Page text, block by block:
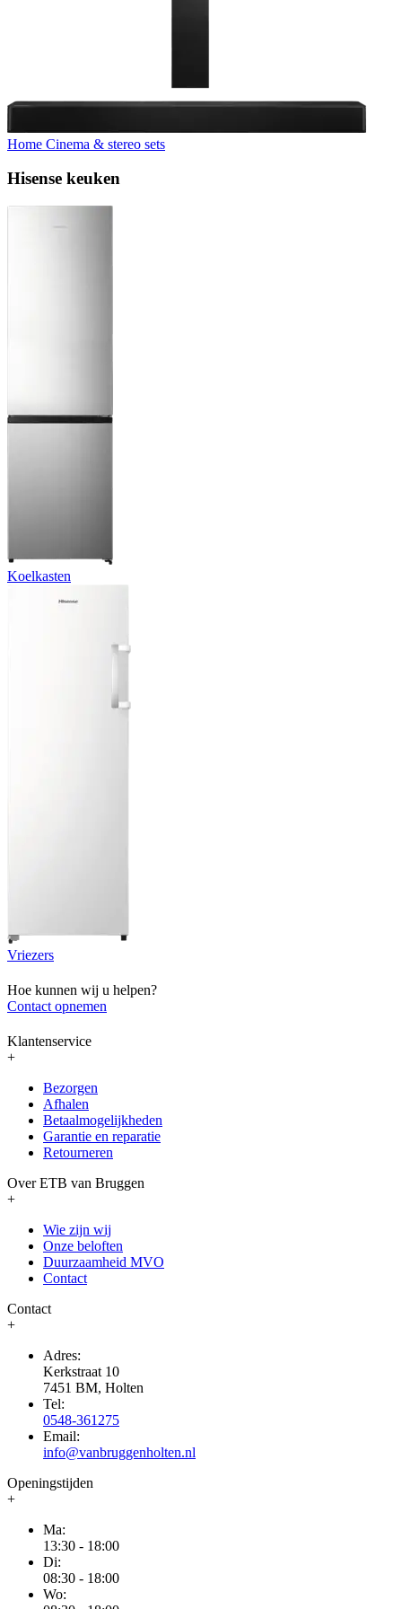
Home Cinema & stereo sets
Hisense keuken
Koelkasten
Vriezers
Hoe kunnen wij u helpen?
Contact opnemen
Klantenservice
+
Bezorgen
Afhalen
Betaalmogelijkheden
Garantie en reparatie
Retourneren
Over ETB van Bruggen
+
Wie zijn wij
Onze beloften
Duurzaamheid MVO
Contact
Contact
+
Adres:
Kerkstraat 10
7451 BM, Holten
Tel:
0548-361275
Email:
info@vanbruggenholten.nl
Openingstijden
+
Ma:
13:30 - 18:00
Di:
08:30 - 18:00
Wo: